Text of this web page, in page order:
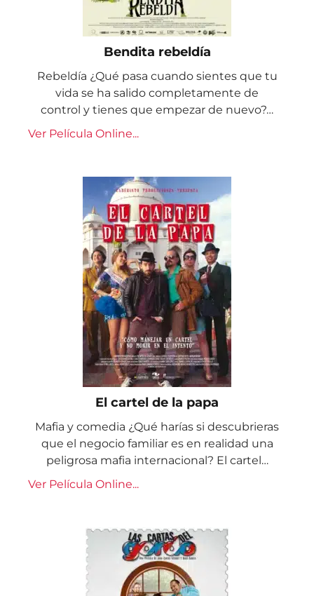
Bendita rebeldía
Rebeldía ¿Qué pasa cuando sientes que tu
vida se ha salido completamente de
control y tienes que empezar de nuevo?…
Ver Película Online...
El cartel de la papa
Mafia y comedia ¿Qué harías si descubrieras
que el negocio familiar es en realidad una
peligrosa mafia internacional? El cartel…
Ver Película Online...